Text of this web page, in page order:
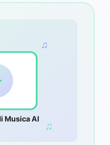
Musica AI
♫
♫